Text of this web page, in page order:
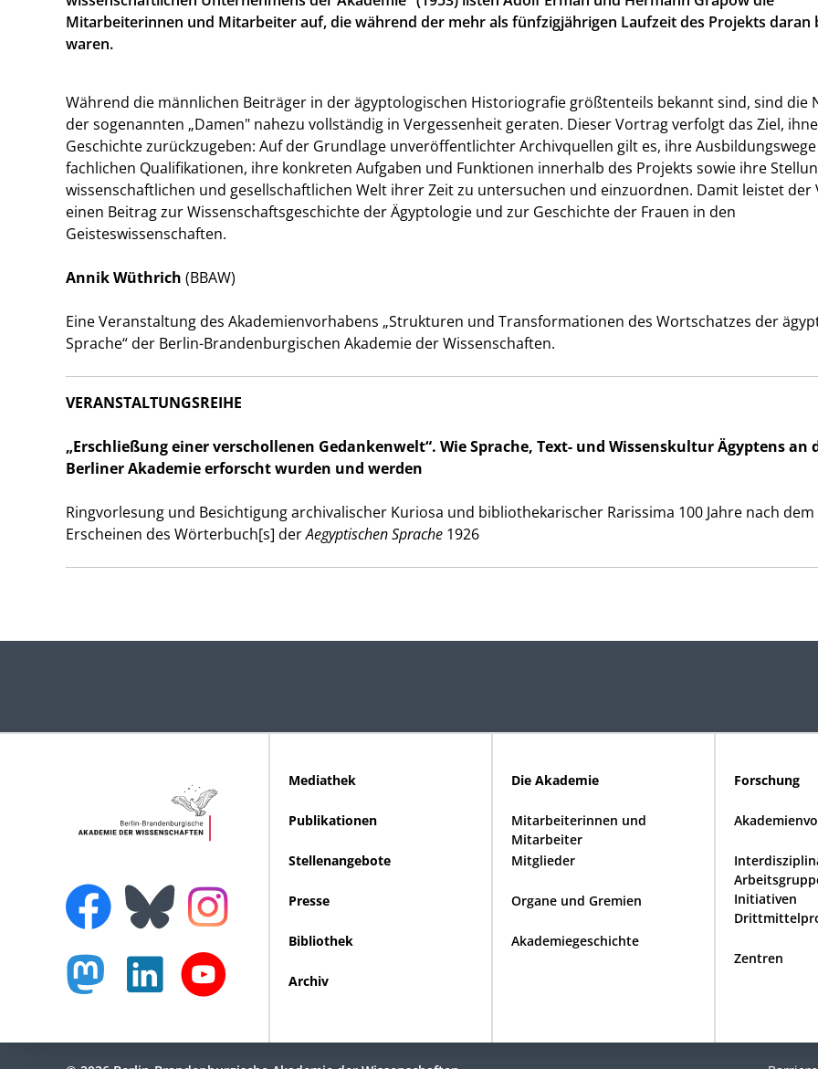
Mitarbeiterinnen und Mitarbeiter auf, die während der mehr als fünfzigjährigen Laufzeit des Projekts daran
waren.
Während die männlichen Beiträger in der ägyptologischen Historiografie größtenteils bekannt sind, sind die
der sogenannten „Damen" nahezu vollständig in Vergessenheit geraten. Dieser Vortrag verfolgt das Ziel,
Geschichte zurückzugeben: Auf der Grundlage unveröffentlichter Archivquellen gilt es, ihre
fachlichen Qualifikationen, ihre konkreten Aufgaben und Funktionen innerhalb des Projekts sowie ihre
wissenschaftlichen und gesellschaftlichen Welt ihrer Zeit zu untersuchen und einzuordnen. Damit leistet der
einen Beitrag zur Wissenschaftsgeschichte der Ägyptologie und zur Geschichte der Frauen in den
Geisteswissenschaften.
Annik Wüthrich (BBAW)
Eine Veranstaltung des Akademienvorhabens „Strukturen und Transformationen des Wortschatzes der
Sprache“ der Berlin-Brandenburgischen Akademie der Wissenschaften.
VERANSTALTUNGSREIHE
„Erschließung einer verschollenen Gedankenwelt“. Wie Sprache, Text- und Wissenskultur Ägyptens an
Berliner Akademie erforscht wurden und werden
Ringvorlesung und Besichtigung archivalischer Kuriosa und bibliothekarischer Rarissima 100 Jahre nach dem
Erscheinen des Wörterbuch[s] derAegyptischen Sprache 1926
Mediathek
Publikationen
Stellenangebote
Presse
Bibliothek
Archiv
Die Akademie
Mitarbeiterinnen und
Mitarbeiter
Mitglieder
Organe und Gremien
Akademiegeschichte
Forschung
Initiativen
Zentren